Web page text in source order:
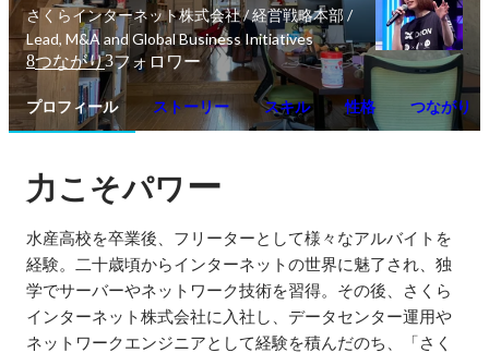
さくらインターネット株式会社 / 経営戦略本部 /
Lead, M&A and Global Business Initiatives
8つながり3フォロワー
プロフィール ストーリー スキル 性格 つながり
力こそパワー
水産高校を卒業後、フリーターとして様々なアルバイトを
経験。二十歳頃からインターネットの世界に魅了され、独
学でサーバーやネットワーク技術を習得。その後、さくら
インターネット株式会社に入社し、データセンター運用や
ネットワークエンジニアとして経験を積んだのち、「さく